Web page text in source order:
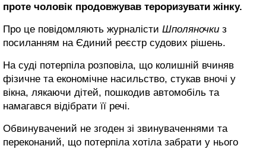
проте чоловік продовжував тероризувати жінку.
Про це повідомляють журналісти Шполяночки з
посиланням на Єдиний реєстр судових рішень.
На суді потерпіла розповіла, що колишній вчиняв
фізичне та економічне насильство, стукав вночі у
вікна, лякаючи дітей, пошкодив автомобіль та
намагався відібрати її речі.
Обвинувачений не згоден зі звинуваченнями та
переконаний, що потерпіла хотіла забрати у нього